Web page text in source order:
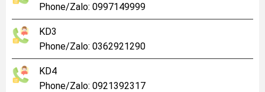
Phone/Zalo: 0997149999
KD3
Phone/Zalo: 0362921290
KD4
Phone/Zalo: 0921392317